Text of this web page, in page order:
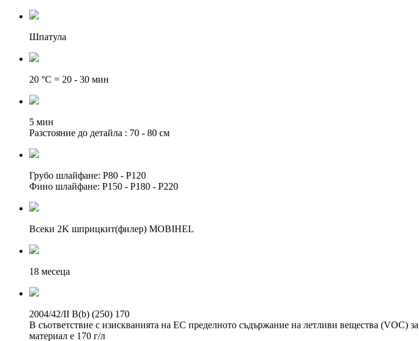
Шпатула
20 °C = 20 - 30 мин
5 мин
Разстояние до детайла : 70 - 80 см
Грубо шлайфане: P80 - P120
Фино шлайфане: P150 - P180 - P220
Всеки 2K шприцкит(филер) MOBIHEL
18 месеца
2004/42/II B(b) (250) 170
В съответствие с изискванията на ЕС пределното съдържание на летливи вещества (VOC)
материал е 170 г/л